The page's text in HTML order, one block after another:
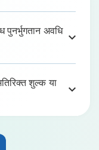
अवधि
शुल्क या